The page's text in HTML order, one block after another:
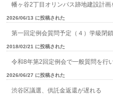
幡ヶ谷2丁目オリンパス跡地建設計画
2026/06/13 に投稿された
第一回定例会質問予定（４）学級閉
2018/02/21 に投稿された
令和8年第2回定例会で一般質問を行
2026/06/27 に投稿された
渋谷区議選、供託金返還が遅れる